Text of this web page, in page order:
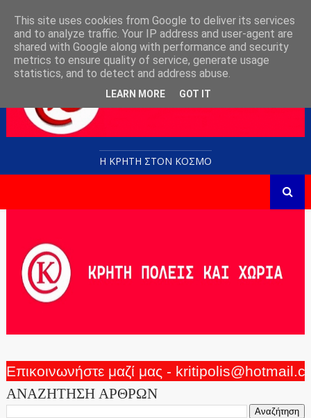
Η ΚΡΗΤΗ ΣΤΟN KOΣΜΟ
Επικοινωνήστε μαζί μας -
ΑΝΑΖΗΤΗΣΗ ΑΡΘΡΩΝ
This site uses cookies from Google to deliver its services
and to analyze traffic. Your IP address and user-agent are
shared with Google along with performance and security
metrics to ensure quality of service, generate usage
statistics, and to detect and address abuse.
LEARN MORE GOT IT